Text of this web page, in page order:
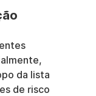
da lista
de risco